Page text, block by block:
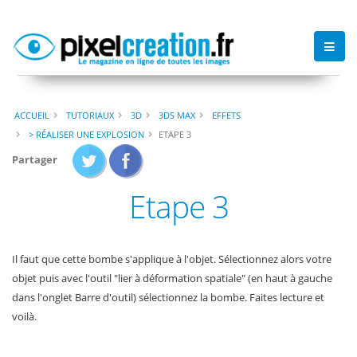
ACCUEIL TUTORIAUX 3D 3DS MAX
EFFETS
> RÉALISER UNE EXPLOSION
ETAPE 3
Partager
Etape 3
Il faut que cette bombe s'applique à l'objet. Sélectionnez alors votre
objet puis avec l'outil "lier à déformation spatiale" (en haut à gauche
dans l'onglet Barre d'outil) sélectionnez la bombe. Faites lecture et
voilà.